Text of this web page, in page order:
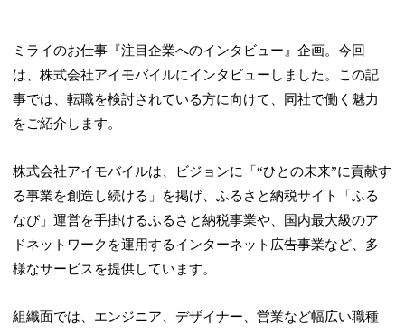
ミライのお仕事『注目企業へのインタビュー』企画。今回
は、株式会社アイモバイルにインタビューしました。この記
事では、転職を検討されている方に向けて、同社で働く魅力
をご紹介します。
株式会社アイモバイルは、ビジョンに「“ひとの未来”に貢献す
る事業を創造し続ける」を掲げ、ふるさと納税サイト「ふる
なび」運営を手掛けるふるさと納税事業や、国内最大級のア
ドネットワークを運用するインターネット広告事業など、多
様なサービスを提供しています。
組織面では、エンジニア、デザイナー、営業など幅広い職種